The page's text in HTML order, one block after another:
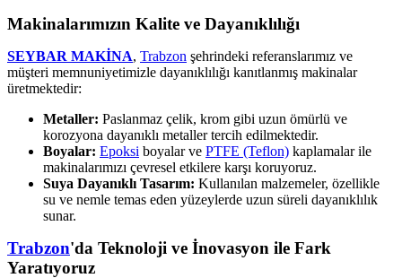
Makinalarımızın Kalite ve Dayanıklılığı
SEYBAR MAKİNA, Trabzon şehrindeki referanslarımız ve
müşteri memnuniyetimizle dayanıklılığı kanıtlanmış makinalar
üretmektedir:
Metaller: Paslanmaz çelik, krom gibi uzun ömürlü ve
korozyona dayanıklı metaller tercih edilmektedir.
Boyalar: Epoksi boyalar ve PTFE (Teflon) kaplamalar ile
makinalarımızı çevresel etkilere karşı koruyoruz.
Suya Dayanıklı Tasarım: Kullanılan malzemeler, özellikle
su ve nemle temas eden yüzeylerde uzun süreli dayanıklılık
sunar.
Trabzon'da Teknoloji ve İnovasyon ile Fark
Yaratıyoruz